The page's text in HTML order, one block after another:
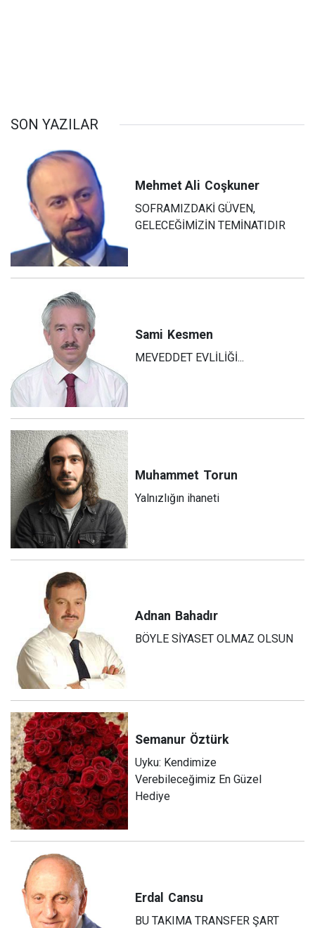
SON YAZILAR
Mehmet Ali Coşkuner
SOFRAMIZDAKİ GÜVEN,
GELECEĞİMİZİN TEMİNATIDIR
Sami Kesmen
MEVEDDET EVLİLİĞİ...
Muhammet Torun
Yalnızlığın ihaneti
Adnan Bahadır
BÖYLE SİYASET OLMAZ OLSUN
Semanur Öztürk
Uyku: Kendimize
Verebileceğimiz En Güzel
Hediye
Erdal Cansu
BU TAKIMA TRANSFER ŞART